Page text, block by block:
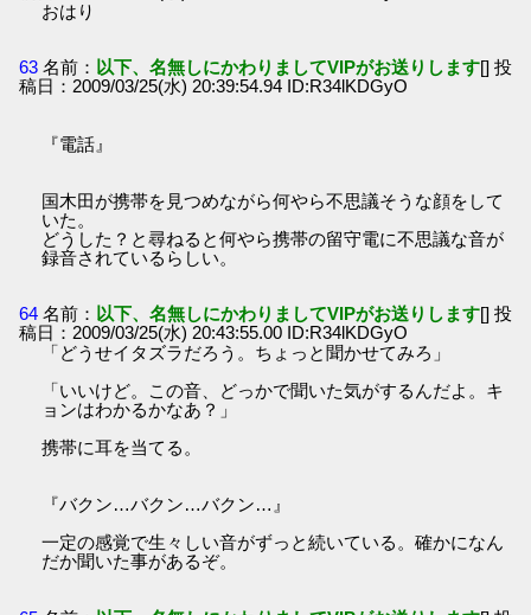
おはり
63 名前： 以下、名無しにかわりましてVIPがお送りします[] 投
稿日：2009/03/25(水) 20:39:54.94 ID:R34lKDGyO
『電話』
国木田が携帯を見つめながら何やら不思議そうな顔をして
いた。
どうした？と尋ねると何やら携帯の留守電に不思議な音が
録音されているらしい。
64 名前： 以下、名無しにかわりましてVIPがお送りします[] 投
稿日：2009/03/25(水) 20:43:55.00 ID:R34lKDGyO
「どうせイタズラだろう。ちょっと聞かせてみろ」
「いいけど。この音、どっかで聞いた気がするんだよ。キ
ョンはわかるかなあ？」
携帯に耳を当てる。
『バクン…バクン…バクン…』
一定の感覚で生々しい音がずっと続いている。確かになん
だか聞いた事があるぞ。